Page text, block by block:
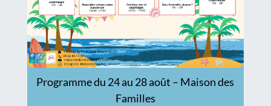
Programme du 24 au 28 août – Maison des
Familles